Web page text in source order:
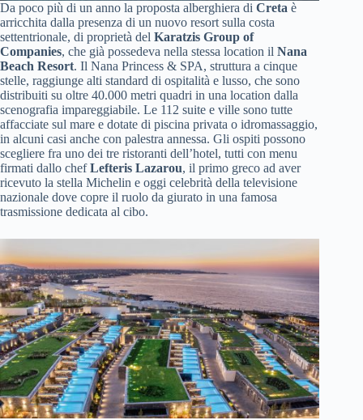
Da poco più di un anno la proposta alberghiera di Creta è
arricchita dalla presenza di un nuovo resort sulla costa
settentrionale, di proprietà del Karatzis Group of
Companies, che già possedeva nella stessa location il Nana
Beach Resort. Il Nana Princess & SPA, struttura a cinque
stelle, raggiunge alti standard di ospitalità e lusso, che sono
distribuiti su oltre 40.000 metri quadri in una location dalla
scenografia impareggiabile. Le 112 suite e ville sono tutte
affacciate sul mare e dotate di piscina privata o idromassaggio,
in alcuni casi anche con palestra annessa. Gli ospiti possono
scegliere fra uno dei tre ristoranti dell’hotel, tutti con menu
firmati dallo chefLefteris Lazarou, il primo greco ad aver
ricevuto la stella Michelin e oggi celebrità della televisione
nazionale dove copre il ruolo da giurato in una famosa
trasmissione dedicata al cibo.